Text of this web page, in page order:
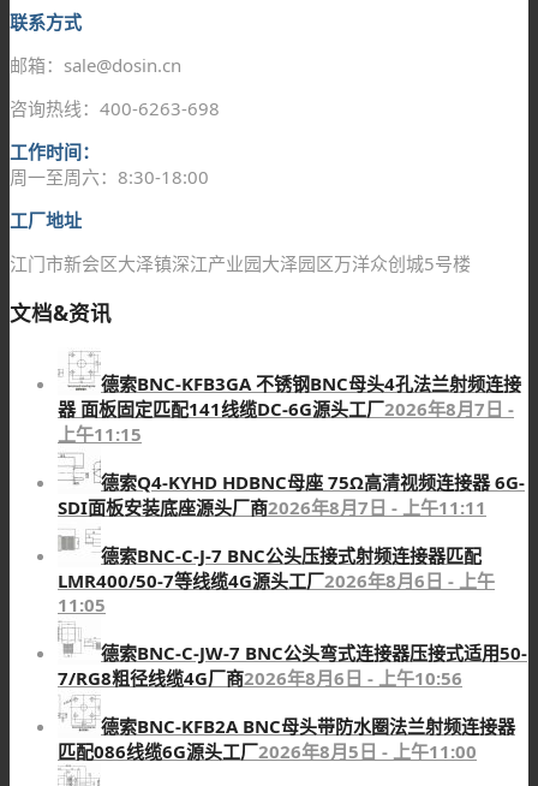
联系方式
邮箱：sale@dosin.cn
咨询热线：400-6263-698
工作时间：
周一至周六：8:30-18:00
工厂地址
江门市新会区大泽镇深江产业园大泽园区万洋众创城5号楼
文档&资讯
德索BNC-KFB3GA 不锈钢BNC母头4孔法兰射频连接
器 面板固定匹配141线缆DC-6G源头工厂2026年8月7日 -
上午11:15
德索Q4-KYHD HDBNC母座 75Ω高清视频连接器 6G-
SDI面板安装底座源头厂商2026年8月7日 - 上午11:11
德索BNC-C-J-7 BNC公头压接式射频连接器匹配
LMR400/50-7等线缆4G源头工厂2026年8月6日 - 上午
11:05
德索BNC-C-JW-7 BNC公头弯式连接器压接式适用50-
7/RG8粗径线缆4G厂商2026年8月6日 - 上午10:56
德索BNC-KFB2A BNC母头带防水圈法兰射频连接器
匹配086线缆6G源头工厂2026年8月5日 - 上午11:00